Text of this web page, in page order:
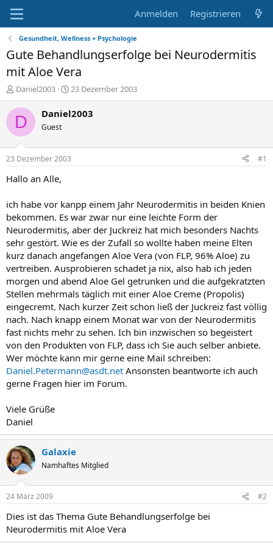
Anmelden Registrieren
Gesundheit, Wellness + Psychologie
Gute Behandlungserfolge bei Neurodermitis
mit Aloe Vera
E
r
s
e
r
Daniel2003
E
r
s
l
t
23 Dezember 2003
D Daniel2003
Guest
23 Dezember 2003 #1
Hallo an Alle,
ich habe vor kanpp einem Jahr Neurodermitis in beiden Knien
bekommen. Es war zwar nur eine leichte Form der
Neurodermitis, aber der Juckreiz hat mich besonders Nachts
sehr gestört. Wie es der Zufall so wollte haben meine Elten
kurz danach angefangen Aloe Vera (von FLP, 96% Aloe) zu
vertreiben. Ausprobieren schadet ja nix, also hab ich jeden
morgen und abend Aloe Gel getrunken und die aufgekratzten
Stellen mehrmals täglich mit einer Aloe Creme (Propolis)
eingecremt. Nach kurzer Zeit schon ließ der Juckreiz fast völlig
nach. Nach knapp einem Monat war von der Neurodermitis
fast nichts mehr zu sehen. Ich bin inzwischen so begeistert
von den Produkten von FLP, dass ich Sie auch selber anbiete.
Wer möchte kann mir gerne eine Mail schreiben:
Daniel.Petermann@asdt.net Ansonsten beantworte ich auch
gerne Fragen hier im Forum.
Viele Grüße
Daniel
Galaxie
Namhaftes Mitglied
24 März 2009 #2
Dies ist das Thema Gute Behandlungserfolge bei
Neurodermitis mit Aloe Vera